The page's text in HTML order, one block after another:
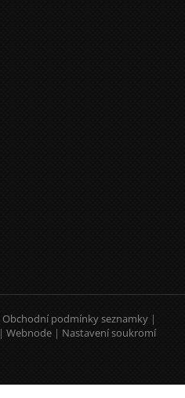
Obchodní podmínky seznamky |
| Webnode | Nastavení soukromí